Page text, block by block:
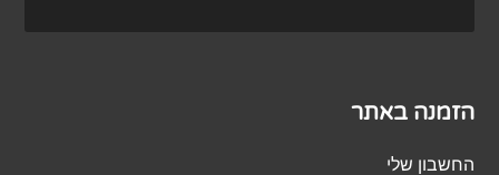
הזמנה באתר
החשבון שלי